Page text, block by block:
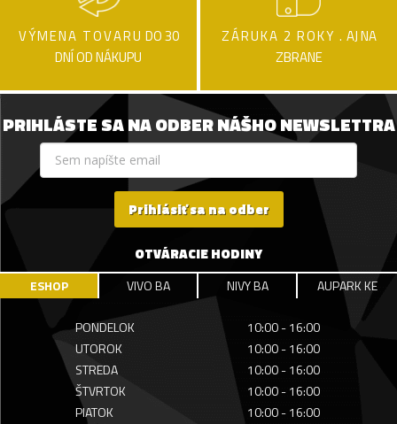
VÝMENA TOVARU DO 30
DNÍ OD NÁKUPU
ZÁRUKA 2 ROKY . AJ NA
ZBRANE
PRIHLÁSTE SA NA ODBER NÁŠHO NEWSLETTRA
Prihlásiť sa na odber
OTVÁRACIE HODINY
ESHOP VIVO BA NIVY BA AUPARK KE
PONDELOK
10:00 - 16:00
UTOROK
10:00 - 16:00
STREDA
10:00 - 16:00
ŠTVRTOK
10:00 - 16:00
PIATOK
10:00 - 16:00